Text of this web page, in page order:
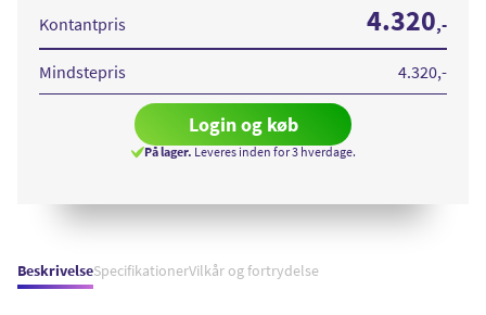
LTE
4.320,-
Kontantpris
Mindstepris 4.320,-
Login og køb
På lager.Leveres inden for 3 hverdage.
BeskrivelseSpecifikationerVilkår og fortrydelse